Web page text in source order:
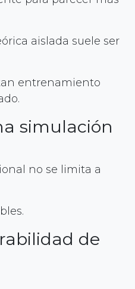
aislada suele ser
entrenamiento
simulación
no se limita a
de